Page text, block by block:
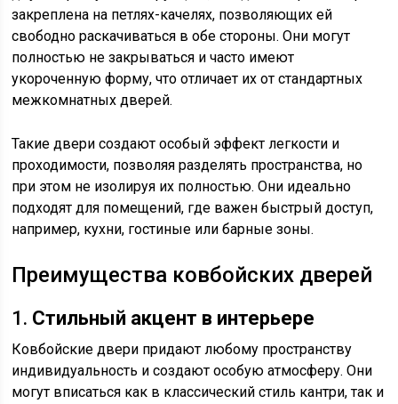
закреплена на петлях-качелях, позволяющих ей
свободно раскачиваться в обе стороны. Они могут
полностью не закрываться и часто имеют
укороченную форму, что отличает их от стандартных
межкомнатных дверей.
Такие двери создают особый эффект легкости и
проходимости, позволяя разделять пространства, но
при этом не изолируя их полностью. Они идеально
подходят для помещений, где важен быстрый доступ,
например, кухни, гостиные или барные зоны.
Преимущества ковбойских дверей
1. Стильный акцент в интерьере
Ковбойские двери придают любому пространству
индивидуальность и создают особую атмосферу. Они
могут вписаться как в классический стиль кантри, так и